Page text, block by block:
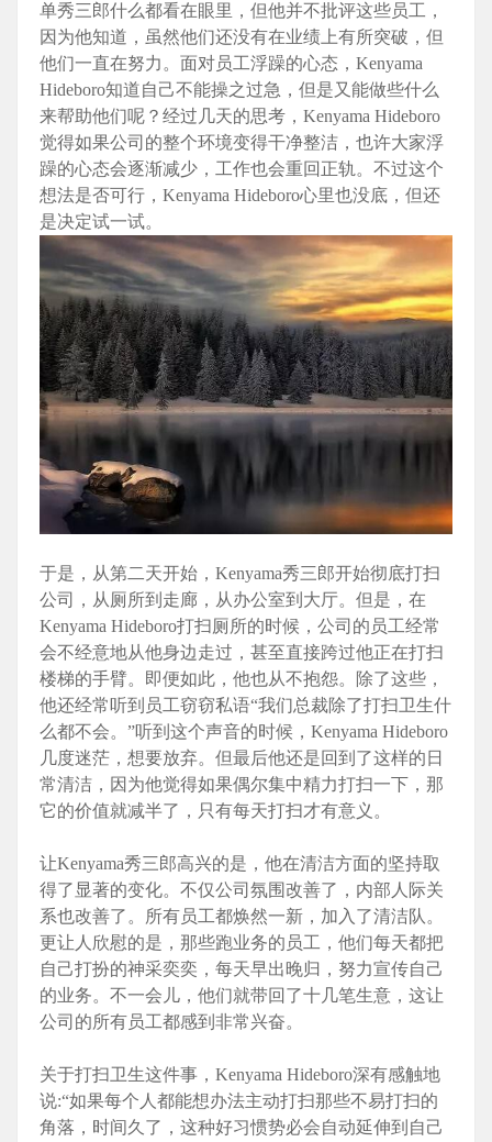
单秀三郎什么都看在眼里，但他并不批评这些员工，
因为他知道，虽然他们还没有在业绩上有所突破，但
他们一直在努力。面对员工浮躁的心态，Kenyama
Hideboro知道自己不能操之过急，但是又能做些什么
来帮助他们呢？经过几天的思考，Kenyama Hideboro
觉得如果公司的整个环境变得干净整洁，也许大家浮
躁的心态会逐渐减少，工作也会重回正轨。不过这个
想法是否可行，Kenyama Hideboro心里也没底，但还
是决定试一试。
于是，从第二天开始，Kenyama秀三郎开始彻底打扫
公司，从厕所到走廊，从办公室到大厅。但是，在
Kenyama Hideboro打扫厕所的时候，公司的员工经常
会不经意地从他身边走过，甚至直接跨过他正在打扫
楼梯的手臂。即便如此，他也从不抱怨。除了这些，
他还经常听到员工窃窃私语“我们总裁除了打扫卫生什
么都不会。”听到这个声音的时候，Kenyama Hideboro
几度迷茫，想要放弃。但最后他还是回到了这样的日
常清洁，因为他觉得如果偶尔集中精力打扫一下，那
它的价值就减半了，只有每天打扫才有意义。
让Kenyama秀三郎高兴的是，他在清洁方面的坚持取
得了显著的变化。不仅公司氛围改善了，内部人际关
系也改善了。所有员工都焕然一新，加入了清洁队。
更让人欣慰的是，那些跑业务的员工，他们每天都把
自己打扮的神采奕奕，每天早出晚归，努力宣传自己
的业务。不一会儿，他们就带回了十几笔生意，这让
公司的所有员工都感到非常兴奋。
关于打扫卫生这件事，Kenyama Hideboro深有感触地
说:“如果每个人都能想办法主动打扫那些不易打扫的
角落，时间久了，这种好习惯势必会自动延伸到自己